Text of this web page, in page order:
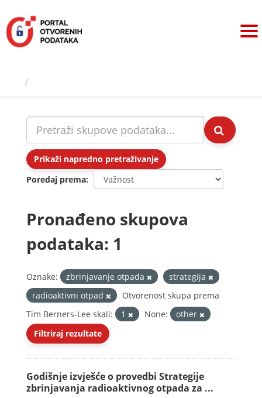
sadržaj
Prikaži napredno pretraživanje
Poredaj prema
Pronađeno skupova
podataka: 1
Oznake: zbrinjavanje otpada
strategija
radioaktivni otpad
Otvorenost skupa prema
Tim Berners-Lee skali:
1 None:
other
Filtriraj rezultate
Godišnje izvješće o provedbi Strategije
zbrinjavanja radioaktivnog otpada za ...